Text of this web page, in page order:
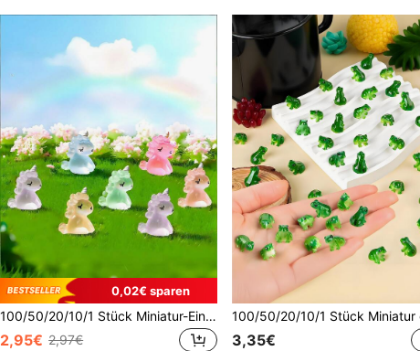
0,02€ sparen
100/50/20/10/1 Stück Miniatur-Einhornfiguren aus Harz, leuchtend im Dunkeln, geeignet für DIY-Feengarten-Landschafts-Glasbehälter, Topfpflanzen, Miniatur-Landschaftsbasteln, Gärten, Autoinnenräume, Partys und Geburtstagsdekorationen
2,95€ 2,97€ 3,35€